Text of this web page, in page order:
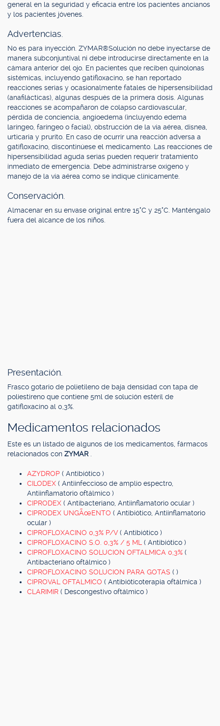
general en la seguridad y eficacia entre los pacientes ancianos
y los pacientes jóvenes.
Advertencias.
No es para inyección. ZYMAR®Solución no debe inyectarse de
manera subconjuntival ni debe introducirse directamente en la
cámara anterior del ojo. En pacientes que reciben quinolonas
sistémicas, incluyendo gatifloxacino, se han reportado
reacciones serias y ocasionalmente fatales de hipersensibilidad
(anafilácticas), algunas después de la primera dosis. Algunas
reacciones se acompañaron de colapso cardiovascular,
pérdida de conciencia, angioedema (incluyendo edema
laríngeo, faríngeo o facial), obstrucción de la vía aérea, disnea,
urticaria y prurito. En caso de ocurrir una reacción adversa a
gatifloxacino, discontinúese el medicamento. Las reacciones de
hipersensibilidad aguda serias pueden requerir tratamiento
inmediato de emergencia. Debe administrarse oxígeno y
manejo de la vía aérea como se indique clínicamente.
Conservación.
Almacenar en su envase original entre 15°C y 25°C. Manténgalo
fuera del alcance de los niños.
Presentación.
Frasco gotario de polietileno de baja densidad con tapa de
poliestireno que contiene 5ml de solución estéril de
gatifloxacino al 0,3%.
Medicamentos relacionados
Este es un listado de algunos de los medicamentos, fármacos
relacionados con ZYMAR
AZYDROP ( Antibiótico )
CILODEX ( Antiinfeccioso de amplio espectro,
Antiinflamatorio oftálmico )
CIPRODEX ( Antibacteriano, Antiinflamatorio ocular )
CIPRODEX UNGÃœENTO ( Antibiótico, Antiinflamatorio
ocular )
CIPROFLOXACINO 0,3% P/V( Antibiótico )
CIPROFLOXACINO S.O. 0,3% / 5 ML ( Antibiótico )
CIPROFLOXACINO SOLUCION OFTALMICA 0,3% (
Antibacteriano oftálmico )
CIPROFLOXACINO SOLUCION PARA GOTAS ( )
CIPROVAL OFTALMICO ( Antibióticoterapia oftálmica )
CLARIMIR ( Descongestivo oftálmico )